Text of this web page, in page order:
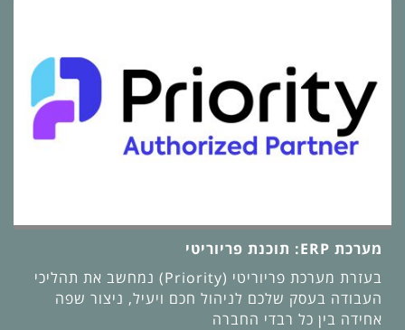
מערכת ERP: תוכנת פריוריטי
בעזרת מערכת פריוריטי (Priority) נמחשב את תהליכי
העבודה בעסק שלכם לניהול חכם ויעיל, ניצור שפה
אחידה בין כל רבדי החברה